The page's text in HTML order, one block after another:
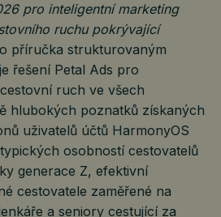
pro inteligentní marketing
ruchu pokrývající
příručka strukturovaným
řešení Petal Ads pro
ruch ve všech
hlubokých poznatků získaných
uživatelů účtů HarmonyOS
osobností cestovatelů
generace Z, efektivní
cestovatele zaměřené na
a seniory cestující za